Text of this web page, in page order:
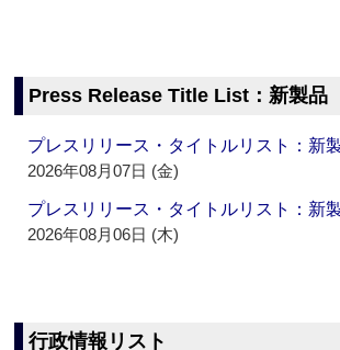
Press Release Title List：新製品
プレスリリース・タイトルリスト：
2026年08月07日 (金)
プレスリリース・タイトルリスト：
2026年08月06日 (木)
行政情報リスト